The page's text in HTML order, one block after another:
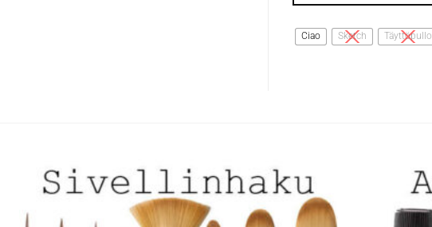
tuotteella
sivulla.
Ciao Sketch Täyttöpullo